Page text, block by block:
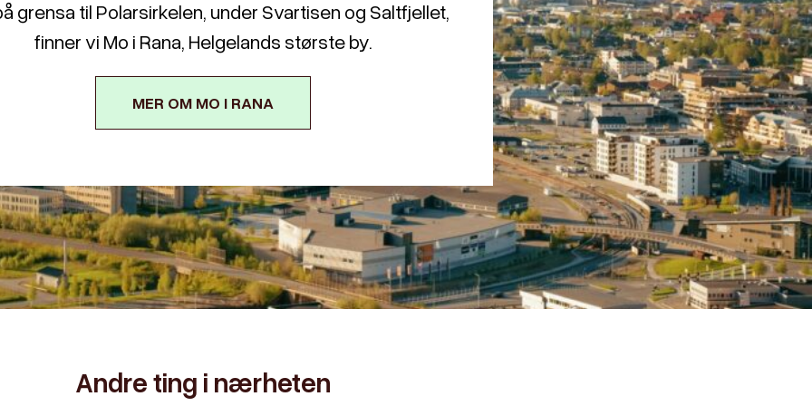
grensa til Polarsirkelen, under Svartisen og Saltfjellet,
finner vi Mo i Rana, Helgelands største by.
MER OM MO I RANA
Andre ting i nærheten